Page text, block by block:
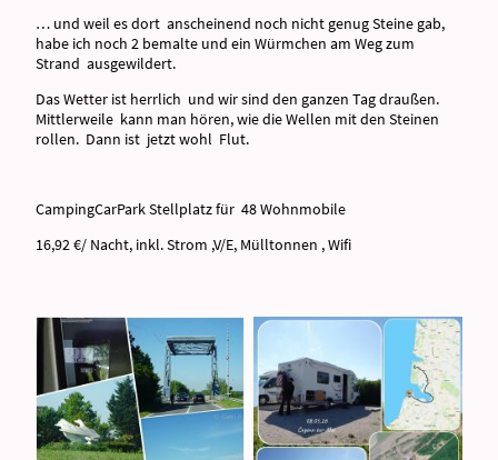
… und weil es dort anscheinend noch nicht genug Steine gab,
habe ich noch 2 bemalte und ein Würmchen am Weg zum
Strand ausgewildert.
Das Wetter ist herrlich und wir sind den ganzen Tag draußen.
Mittlerweile kann man hören, wie die Wellen mit den Steinen
rollen. Dann ist jetzt wohl Flut.
CampingCarPark Stellplatz für 48 Wohnmobile
16,92 €/ Nacht, inkl. Strom ,V/E, Mülltonnen , Wifi